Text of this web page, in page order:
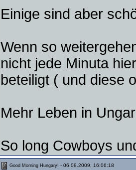
Einige sind aber
Wenn so
nicht jede Minuta
beteiligt ( und diese
Mehr Leben in
So long Cowboys
Good Morning Hungary! - 06.09.2009, 16:06:18